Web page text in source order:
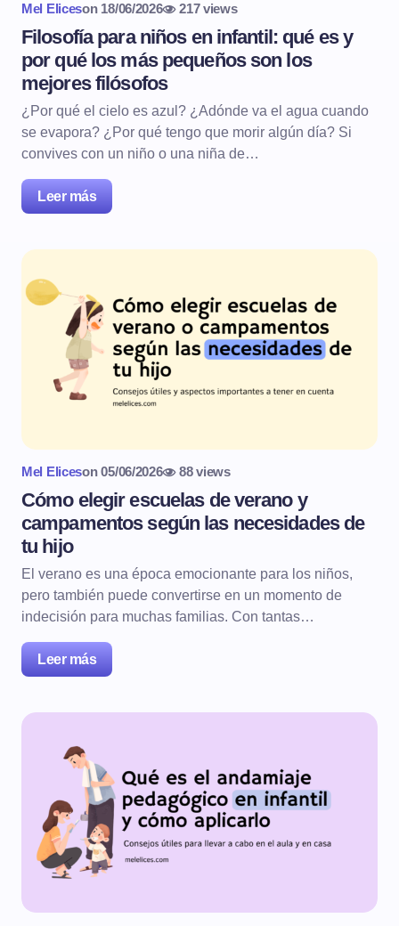
Mel Eliceson 18/06/2026 217 views
Filosofía para niños en infantil: qué es y
por qué los más pequeños son los
mejores filósofos
¿Por qué el cielo es azul? ¿Adónde va el agua cuando
se evapora? ¿Por qué tengo que morir algún día? Si
convives con un niño o una niña de…
Leer más
Mel Eliceson 05/06/2026 88 views
Cómo elegir escuelas de verano y
campamentos según las necesidades de
tu hijo
El verano es una época emocionante para los niños,
pero también puede convertirse en un momento de
indecisión para muchas familias. Con tantas…
Leer más